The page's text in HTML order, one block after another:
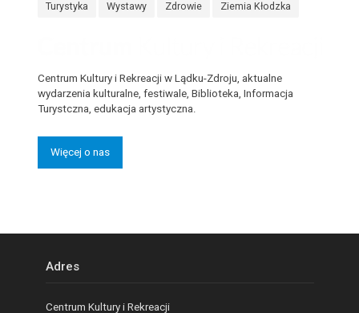
Turystyka Wystawy Zdrowie Ziemia Kłodzka
Centrum Kultury i Rekreacji w Lądku-Zdroju, aktualne
wydarzenia kulturalne, festiwale, Biblioteka, Informacja
Turystczna, edukacja artystyczna.
Więcej o nas
Adres
Centrum Kultury i Rekreacji